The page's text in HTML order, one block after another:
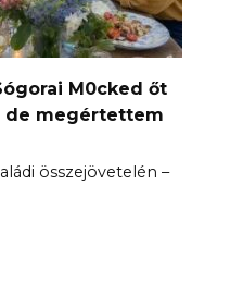
M0cked őt
de megértettem
összejövetelén –